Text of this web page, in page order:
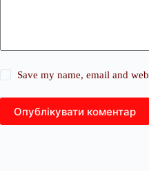
Save my name, email and
Опублікувати коментар